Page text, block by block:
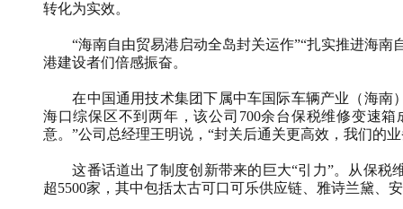
转化为实效。
“海南自由贸易港启动全岛封关运作”“扎实推进海南
港建设者们倍感振奋。
在中国通用技术集团下属中车国际车辆产业（海南
海口综保区不到两年，该公司700余台保税维修变速
意。”公司总经理王明说，“封关后通关更高效，我们的
这番话道出了制度创新带来的巨大“引力”。从保税
超5500家，其中包括太古可口可乐供应链、雅诗兰黛、